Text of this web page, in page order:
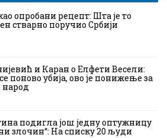
опробани рецепт: Шта је то
стварно поручио Србији
и Каран о Елфети Весели:
поново убија, ово је понижење за
народ
подигла још једну оптужницу
злочин“: На списку 20 људи